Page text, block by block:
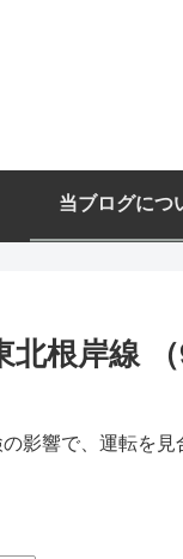
当ブログにつ
北根岸線
影響で、運転を見